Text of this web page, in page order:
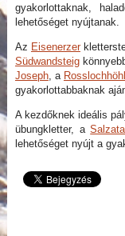
gyakorlottaknak,
lehetőséget nyújtanak.
Az Eisenerzer
Südwandsteig
Joseph, a
gyakorlottabbaknak
A kezdőknek ideális
übungkletter, a
lehetőséget nyújt a